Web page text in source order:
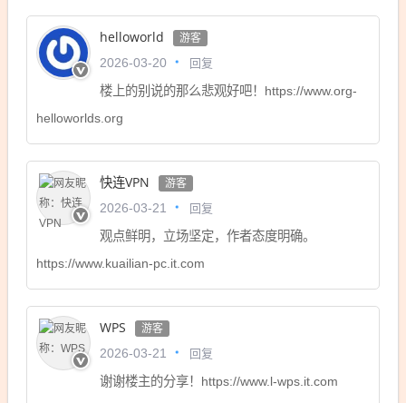
helloworld 游客
2026-03-20 回复
楼上的别说的那么悲观好吧！https://www.org-
helloworlds.org
快连VPN 游客
2026-03-21 回复
观点鲜明，立场坚定，作者态度明确。
https://www.kuailian-pc.it.com
WPS 游客
2026-03-21 回复
谢谢楼主的分享！https://www.l-wps.it.com